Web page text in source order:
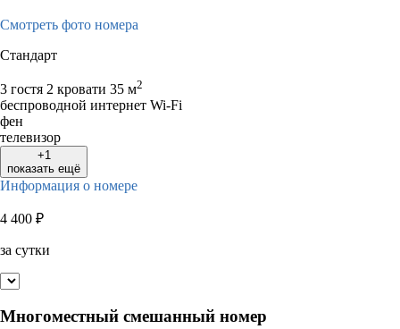
Смотреть фото номера
Стандарт
3 гостя 2 кровати 35 м2
беспроводной интернет Wi-Fi
фен
телевизор
+1
показать ещё
Информация о номере
4 400 ₽
за сутки
Многоместный смешанный номер